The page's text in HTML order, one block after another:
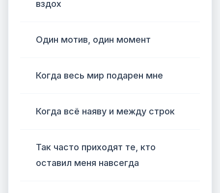
вздох
Один мотив, один момент
Когда весь мир подарен мне
Когда всё наяву и между строк
Так часто приходят те, кто
оставил меня навсегда